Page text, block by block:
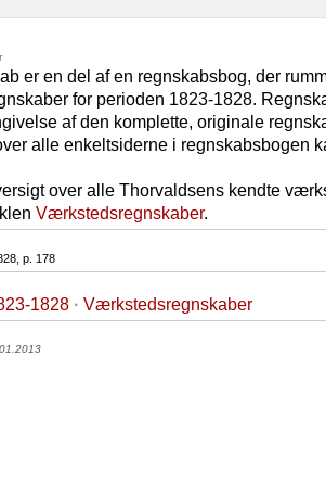
er en del af en regnskabsbog, der
for perioden 1823-1828.
af den komplette, originale
alle enkeltsiderne i regnskabsbogen
over alle Thorvaldsens kendte
Værkstedsregnskaber.
p. 178
1828 · Værkstedsregnskaber